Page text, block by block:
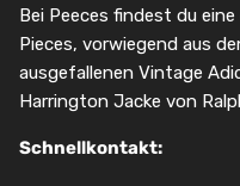
Bei Peeces findest du
Pieces, vorwiegend aus
ausgefallenen Vintage
Harrington Jacke von
Schnellkontakt: